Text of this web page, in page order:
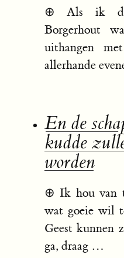
⊕Als ik
Borgerhout
uithangen
allerhande
En de
kudde
worden
⊕ Ik hou van
wat goeie wil
Geest kunnen
ga, draag …